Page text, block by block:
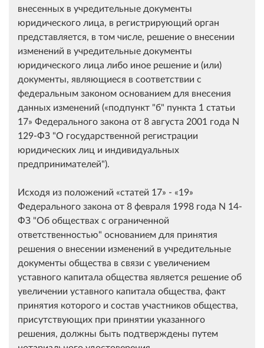
внесенных в учредительные документы
юридического лица, в регистрирующий орган
представляется, в том числе, решение о внесении
изменений в учредительные документы
юридического лица либо иное решение и (или)
документы, являющиеся в соответствии с
федеральным законом основанием для внесения
данных изменений ( подпункт "б" пункта 1 статьи
17 Федерального закона от 8 августа 2001 года N
129-ФЗ "О государственной регистрации
юридических лиц и индивидуальных
предпринимателей").
Исходя из положений статей 17 -
19
Федерального закона от 8 февраля 1998 года N 14-
ФЗ "Об обществах с ограниченной
ответственностью" основанием для принятия
решения о внесении изменений в учредительные
документы общества в связи с увеличением
уставного капитала общества является решение об
увеличении уставного капитала общества, факт
принятия которого и состав участников общества,
присутствующих при принятии указанного
решения, должны быть подтверждены путем